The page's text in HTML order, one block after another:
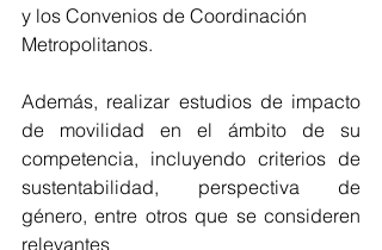
y los Convenios de Coordinación
Metropolitanos.
Además, realizar estudios de impacto
de movilidad en el ámbito de su
competencia, incluyendo criterios de
sustentabilidad, perspectiva de
género, entre otros que se consideren
relevantes